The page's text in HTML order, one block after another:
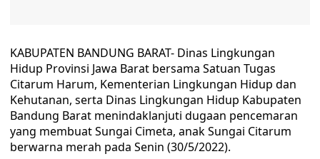
KABUPATEN BANDUNG BARAT- Dinas Lingkungan
Hidup Provinsi Jawa Barat bersama Satuan Tugas
Citarum Harum, Kementerian Lingkungan Hidup dan
Kehutanan, serta Dinas Lingkungan Hidup Kabupaten
Bandung Barat menindaklanjuti dugaan pencemaran
yang membuat Sungai Cimeta, anak Sungai Citarum
berwarna merah pada Senin (30/5/2022).